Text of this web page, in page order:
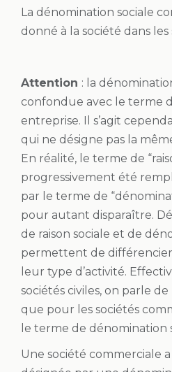
La dénomination sociale
donné à la société dans
Attention : la
confondue avec le terme
entreprise. Il s’agit
qui ne désigne pas la
En réalité, le terme de
progressivement été
par le terme de
pour autant disparaître.
de raison sociale et de
permettent de différencier
leur type d’activité.
sociétés civiles, on parle de
que pour les sociétés
le terme de dénomination
Une société commerciale